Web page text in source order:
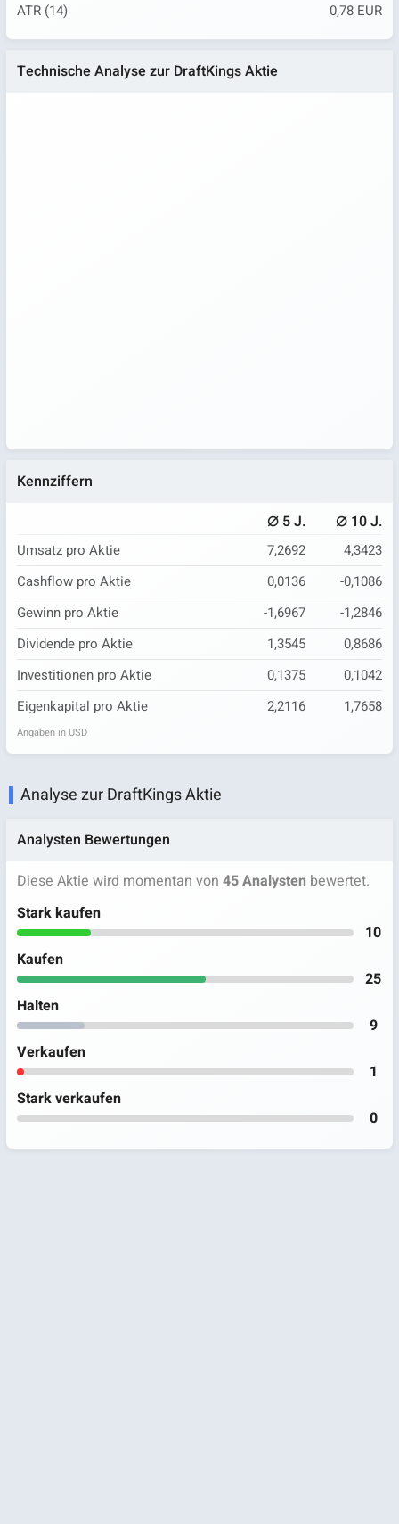
ATR (14)
0,78 EUR
Technische Analyse zur DraftKings Aktie
Kennziffern
⌀ 5 J. ⌀ 10 J.
Umsatz pro Aktie 7,2692
4,3423
Cashflow pro Aktie
0,0136
-0,1086
Gewinn pro Aktie
-1,6967
-1,2846
Dividende pro Aktie
1,3545
0,8686
Investitionen pro Aktie
0,1375
0,1042
Eigenkapital pro Aktie
2,2116 1,7658
Angaben in USD
Analyse zur DraftKings Aktie
Analysten Bewertungen
Diese Aktie wird momentan von 45 Analysten bewertet.
Stark kaufen
10
Kaufen
25
Halten
9
Verkaufen
1
Stark verkaufen
0